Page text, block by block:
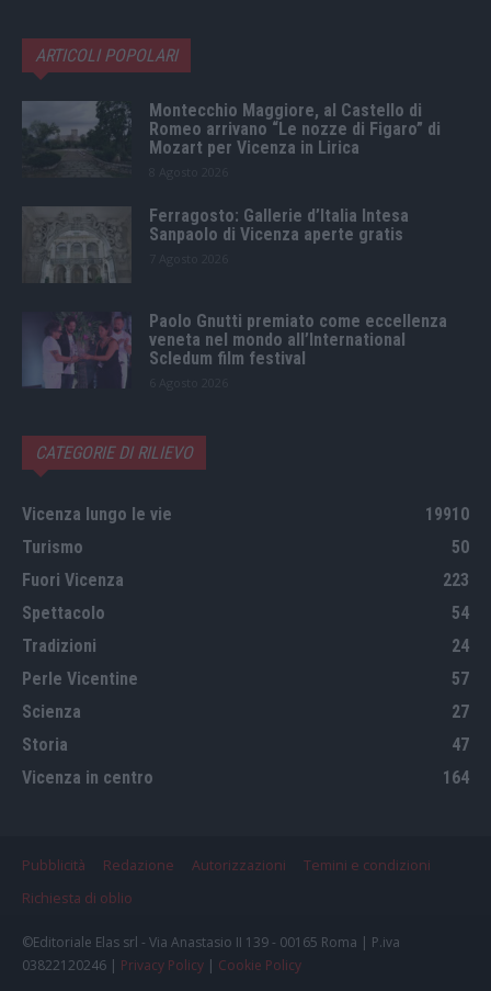
ARTICOLI POPOLARI
Montecchio Maggiore, al Castello di
Romeo arrivano “Le nozze di Figaro” di
Mozart per Vicenza in Lirica
Ferragosto: Gallerie d’Italia Intesa
Sanpaolo di Vicenza aperte gratis
Paolo Gnutti premiato come eccellenza
veneta nel mondo all’International
Scledum film festival
CATEGORIE DI RILIEVO
Vicenza lungo le vie
19910
Turismo
50
Fuori Vicenza
223
Spettacolo
54
Tradizioni
24
Perle Vicentine
57
Scienza
27
Storia
47
Vicenza in centro
164
Pubblicità Redazione Autorizzazioni
Temini e condizioni
Richiesta di oblio
©Editoriale Elas srl - Via Anastasio II 139 - 00165 Roma | P.iva
03822120246 | Privacy Policy | Cookie Policy